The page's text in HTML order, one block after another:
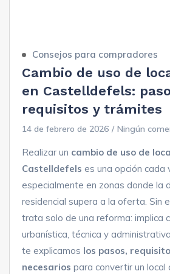
Consejos para compradores
Cambio de uso de
en Castelldefels:
requisitos y trámites
14 de febrero de 2026 / Ningún
Realizar un cambio de uso de
Castelldefels es una opción cada
especialmente en zonas donde la
residencial supera a la oferta. Sin
trata solo de una reforma: implica
urbanística, técnica y
te explicamos los pasos,
necesarios para convertir un local